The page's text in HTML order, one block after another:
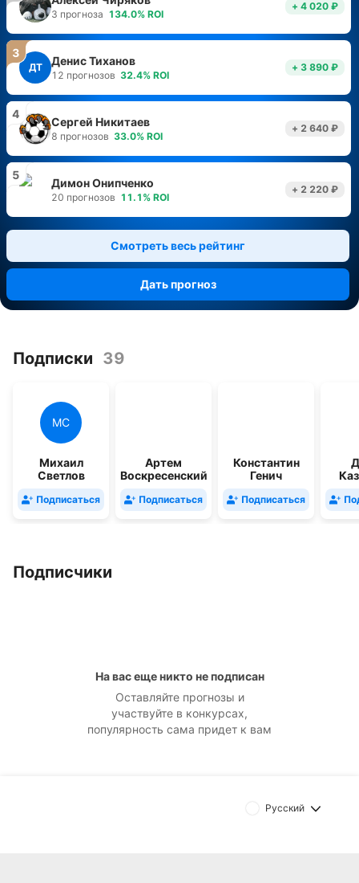
3 прогноза 134.0% ROI
+ 4 020 ₽
3
ДТ Денис Тиханов
12 прогнозов 32.4% ROI
+ 3 890 ₽
4
Сергей Никитаев
8 прогнозов 33.0% ROI
+ 2 640 ₽
5
Димон Онипченко
20 прогнозов 11.1 % ROI
+ 2 220 ₽
Смотреть весь рейтинг
Дать прогноз
Подписки 39
МС
Михаил
Светлов
Подписаться
Артем
Воскресенский
Подписаться
Константин
Генич
Подписаться
Подписчики
На вас еще никто не подписан
Оставляйте прогнозы и
участвуйте в конкурсах,
популярность сама придет к вам
Русский